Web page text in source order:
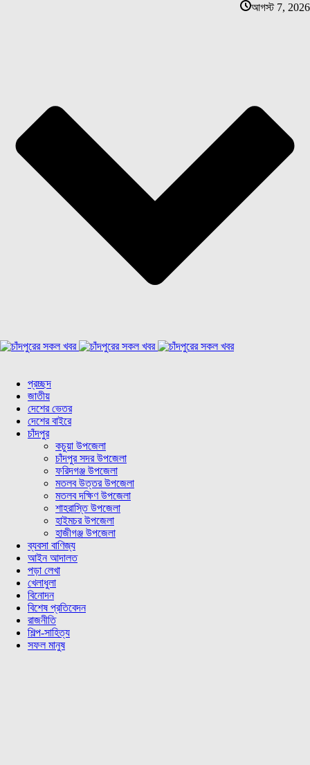
আগস্ট 7, 2026
প্রচ্ছদ
জাতীয়
দেশের ভেতর
দেশের বাইরে
চাঁদপুর
কচুয়া উপজেলা
চাঁদপুর সদর উপজেলা
ফরিদগঞ্জ উপজেলা
মতলব উত্তর উপজেলা
মতলব দক্ষিণ উপজেলা
শাহরাস্তি উপজেলা
হাইমচর উপজেলা
হাজীগঞ্জ উপজেলা
ব্যবসা বাণিজ্য
আইন আদালত
পড়া লেখা
খেলাধুলা
বিনোদন
বিশেষ প্রতিবেদন
রাজনীতি
শিল্প-সাহিত্য
সফল মানুষ